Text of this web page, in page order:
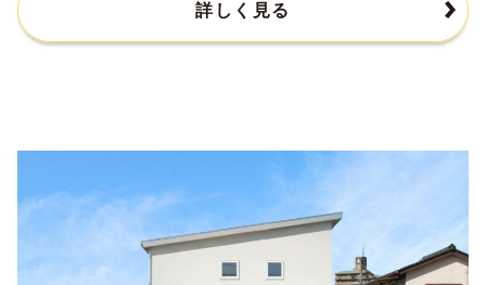
詳しく見る